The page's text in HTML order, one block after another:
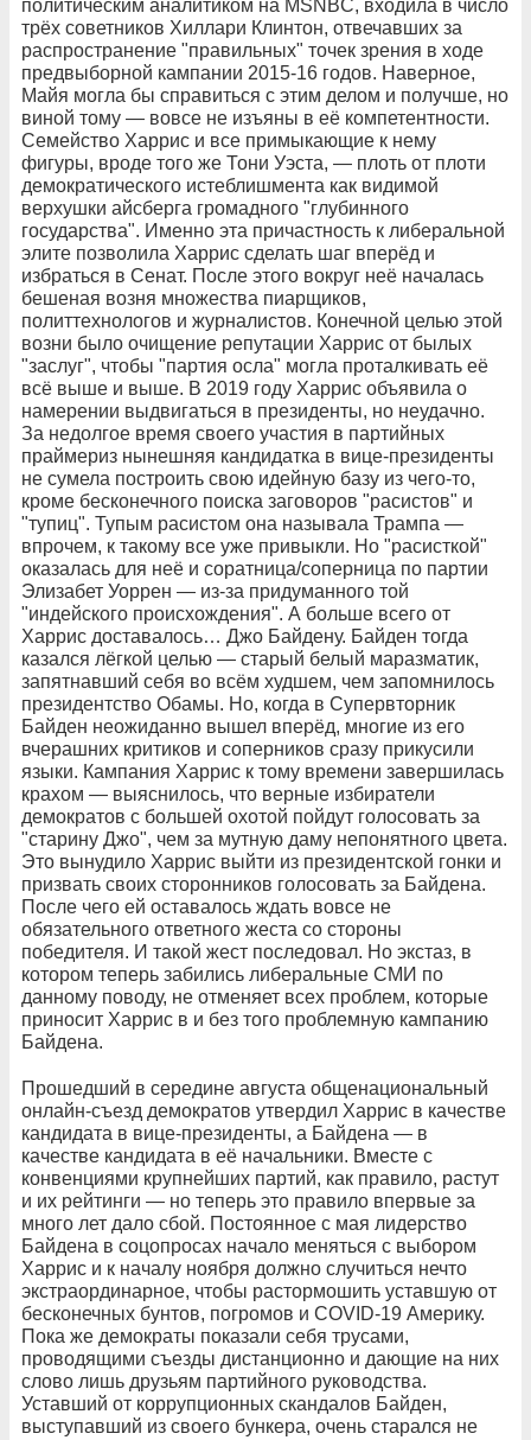
политическим аналитиком на MSNBC, входила в число
трёх советников Хиллари Клинтон, отвечавших за
распространение "правильных" точек зрения в ходе
предвыборной кампании 2015-16 годов. Наверное,
Майя могла бы справиться с этим делом и получше, но
виной тому — вовсе не изъяны в её компетентности.
Семейство Харрис и все примыкающие к нему
фигуры, вроде того же Тони Уэста, — плоть от плоти
демократического истеблишмента как видимой
верхушки айсберга громадного "глубинного
государства". Именно эта причастность к либеральной
элите позволила Харрис сделать шаг вперёд и
избраться в Сенат. После этого вокруг неё началась
бешеная возня множества пиарщиков,
политтехнологов и журналистов. Конечной целью этой
возни было очищение репутации Харрис от былых
"заслуг", чтобы "партия осла" могла проталкивать её
всё выше и выше. В 2019 году Харрис объявила о
намерении выдвигаться в президенты, но неудачно.
За недолгое время своего участия в партийных
праймериз нынешняя кандидатка в вице-президенты
не сумела построить свою идейную базу из чего-то,
кроме бесконечного поиска заговоров "расистов" и
"тупиц". Тупым расистом она называла Трампа —
впрочем, к такому все уже привыкли. Но "расисткой"
оказалась для неё и соратница/соперница по партии
Элизабет Уоррен — из-за придуманного той
"индейского происхождения". А больше всего от
Харрис доставалось… Джо Байдену. Байден тогда
казался лёгкой целью — старый белый маразматик,
запятнавший себя во всём худшем, чем запомнилось
президентство Обамы. Но, когда в Супервторник
Байден неожиданно вышел вперёд, многие из его
вчерашних критиков и соперников сразу прикусили
языки. Кампания Харрис к тому времени завершилась
крахом — выяснилось, что верные избиратели
демократов с большей охотой пойдут голосовать за
"старину Джо", чем за мутную даму непонятного цвета.
Это вынудило Харрис выйти из президентской гонки и
призвать своих сторонников голосовать за Байдена.
После чего ей оставалось ждать вовсе не
обязательного ответного жеста со стороны
победителя. И такой жест последовал. Но экстаз, в
котором теперь забились либеральные СМИ по
данному поводу, не отменяет всех проблем, которые
приносит Харрис в и без того проблемную кампанию
Байдена.
Прошедший в середине августа общенациональный
онлайн-съезд демократов утвердил Харрис в качестве
кандидата в вице-президенты, а Байдена — в
качестве кандидата в её начальники. Вместе с
конвенциями крупнейших партий, как правило, растут
и их рейтинги — но теперь это правило впервые за
много лет дало сбой. Постоянное с мая лидерство
Байдена в соцопросах начало меняться с выбором
Харрис и к началу ноября должно случиться нечто
экстраординарное, чтобы растормошить уставшую от
бесконечных бунтов, погромов и COVID-19 Америку.
Пока же демократы показали себя трусами,
проводящими съезды дистанционно и дающие на них
слово лишь друзьям партийного руководства.
Уставший от коррупционных скандалов Байден,
выступавший из своего бункера, очень старался не